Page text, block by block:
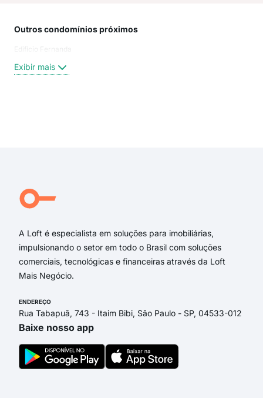
Outros condomínios próximos
Edifício Fernanda
Exibir mais
A Loft é especialista em soluções para imobiliárias,
impulsionando o setor em todo o Brasil com soluções
comerciais, tecnológicas e financeiras através da Loft
Mais Negócio.
ENDEREÇO
Rua Tabapuã, 743 - Itaim Bibi, São Paulo - SP, 04533-012
Baixe nosso app